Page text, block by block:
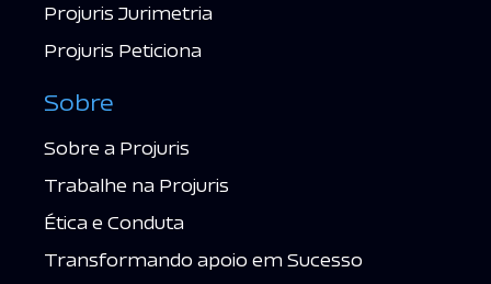
Projuris Jurimetria
Projuris Peticiona
Sobre
Sobre a Projuris
Trabalhe na Projuris
Ética e Conduta
Transformando apoio em Sucesso